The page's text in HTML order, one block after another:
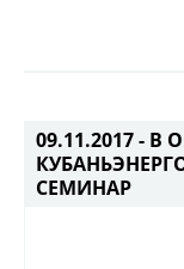
09.11.2017 - В
СЕМИНАР